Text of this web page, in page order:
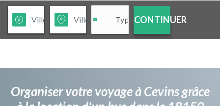
CONTINUER
Organiser votre voyage à Cevins grâce